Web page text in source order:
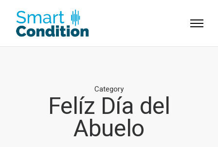
Category
Felíz Día del
Abuelo